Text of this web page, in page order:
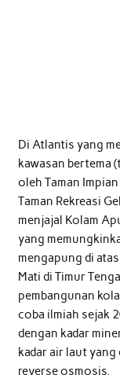
Di Atlantis yang
kawasan bertema
oleh Taman
Taman Rekreasi
menjajal Kolam
yang
mengapung di
Mati di Timur
pembangunan
coba ilmiah sejak
dengan kadar
kadar air laut
reverse osmosis.